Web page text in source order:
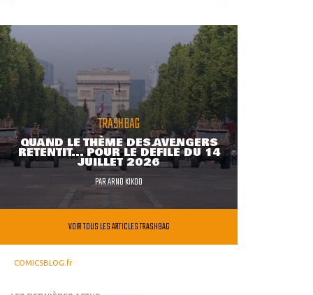
TRASHBAG
QUAND LE THÈME DES AVENGERS
RETENTIT... POUR LE DÉFILÉ DU 14
JUILLET 2026
PARARNO KIKOO
VOIR TOUS LES ARTICLES TRASHBAG
COMICSBLOG.fr